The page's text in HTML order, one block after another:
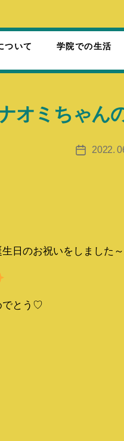
ついて 学院での生活
オミちゃん
投
2022.
日のお祝いをしました～
でとう♡